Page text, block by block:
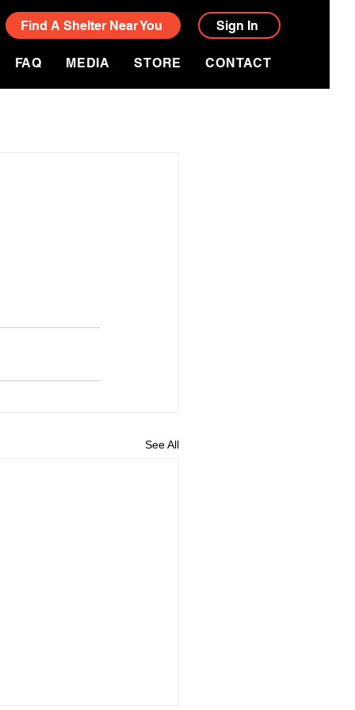
Find A Shelter Near You Sign In
FAQ MEDIA STORE CONTACT
See All